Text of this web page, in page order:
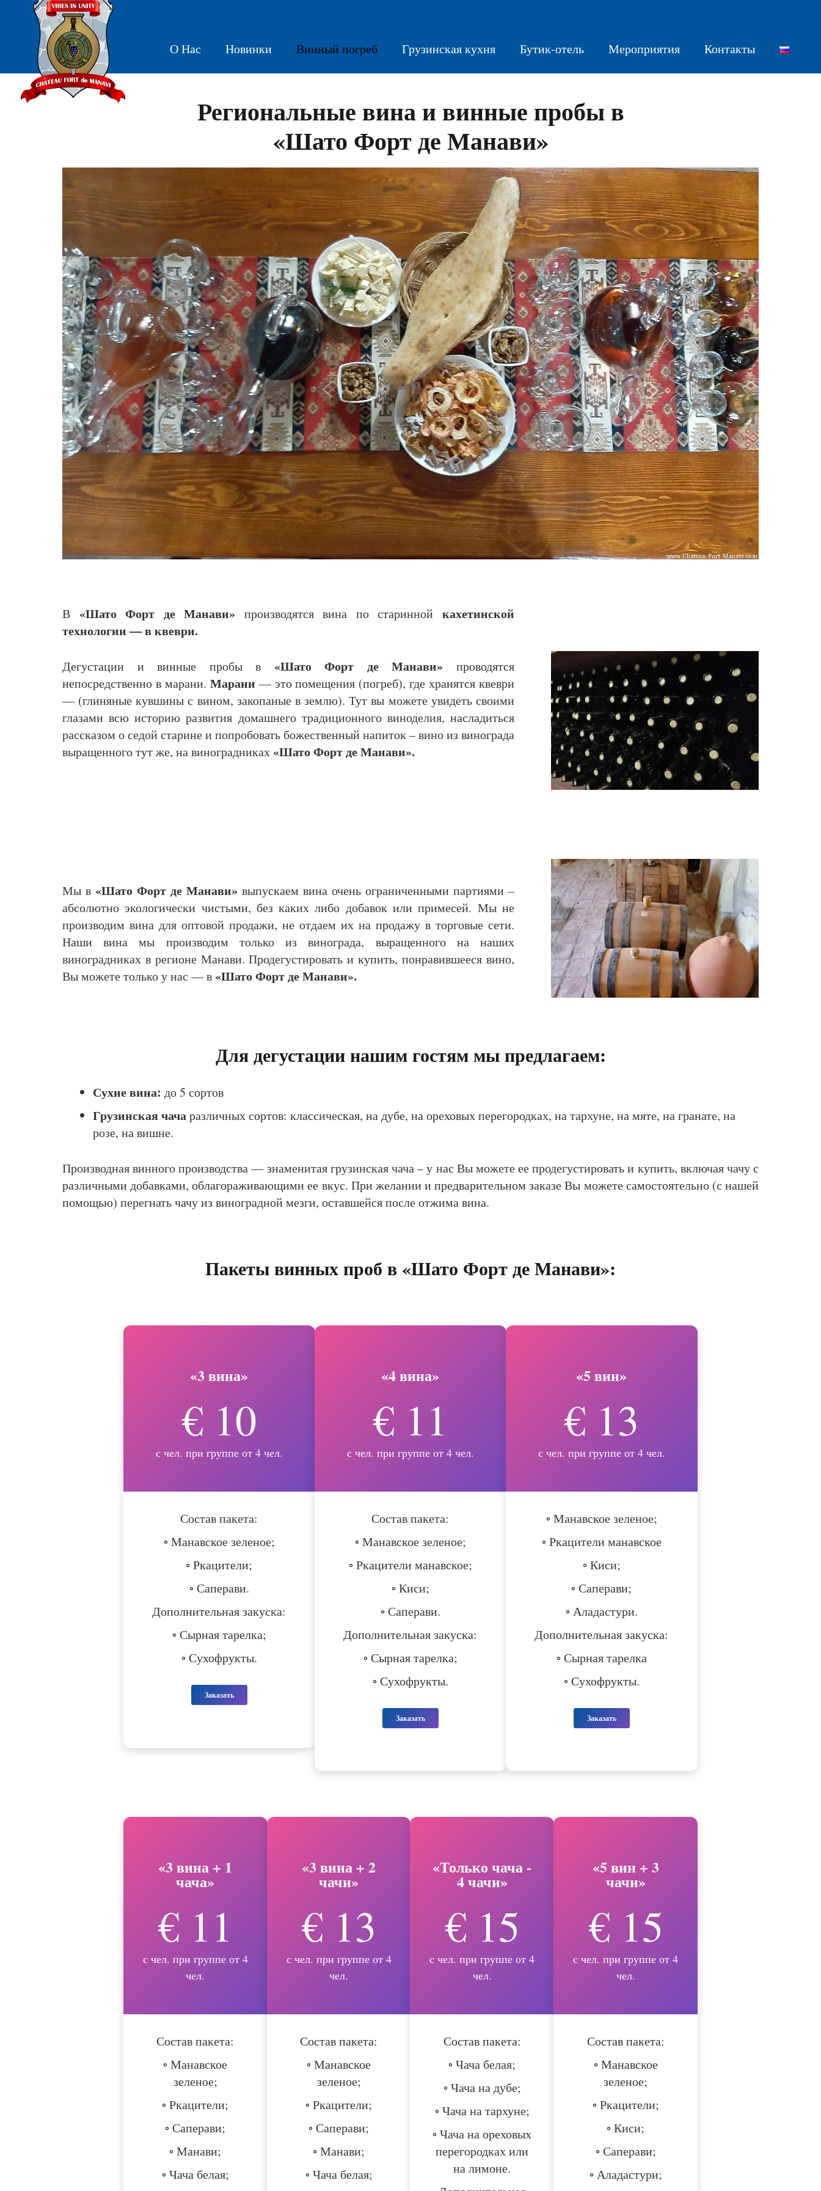
О Нас Новинки Винный погреб Грузинская кухня Бутик-отель Мероприятия Контакты
Региональные вина и винные пробы в
«Шато Форт де Манави»
В «Шато Форт де Манави» производятся вина по стариннойкахетинской
технологии — в квеври.
Дегустации и винные пробы в «Шато Форт де Манави» проводятся
непосредственно в марани. Марани — это помещения (погреб), где хранятся квеври
— (глиняные кувшины с вином, закопаные в землю). Тут вы можете увидеть своими
глазами всю историю развития домашнего традиционного виноделия, насладиться
рассказом о седой старине и попробовать божественный напиток – вино из винограда
выращенного тут же, на виноградниках«Шато Форт де Манави».
Мы в «Шато Форт де Манави» выпускаем вина очень ограниченными партиями –
абсолютно экологически чистыми, без каких либо добавок или примесей. Мы не
производим вина для оптовой продажи, не отдаем их на продажу в торговые сети.
Наши вина мы производим только из винограда, выращенного на наших
виноградниках в регионе Манави. Продегустировать и купить, понравившееся вино,
Вы можете только у нас — в«Шато Форт де Манави».
Для дегустации нашим гостям мы предлагаем:
Сухие вина: до 5 сортов
Грузинская чачаразличных сортов: классическая, на дубе, на ореховых перегородках, на тархуне, на мяте, на гранате, на
розе, на вишне.
Производная винного производства — знаменитая грузинская чача – у нас Вы можете ее продегустировать и купить, включая чачу с
различными добавками, облагораживающими ее вкус. При желании и предварительном заказе Вы можете самостоятельно (с нашей
помощью) перегнать чачу из виноградной мезги, оставшейся после отжима вина.
Пакеты винных проб в «Шато Форт де Манави»:
«3 вина»
€ 10
с чел. при группе от 4 чел.
Состав пакета:
◦ Манавское зеленое;
◦ Ркацители;
◦ Саперави.
Дополнительная закуска:
◦ Сырная тарелка;
◦ Сухофрукты.
Заказать
«4 вина»
€ 11
с чел. при группе от 4 чел.
Состав пакета:
◦ Манавское зеленое;
◦ Ркацители манавское;
◦ Киси;
◦ Саперави.
Дополнительная закуска:
◦ Сырная тарелка;
◦ Сухофрукты.
Заказать
«5 вин»
€ 13
с чел. при группе от 4 чел.
◦ Манавское зеленое;
◦ Ркацители манавское
◦ Киси;
◦ Саперави;
◦ Аладастури.
Дополнительная закуска:
◦ Сырная тарелка
◦ Сухофрукты.
Заказать
«3 вина + 1
чача»
€ 11
с чел. при группе от 4
чел.
Состав пакета:
◦ Манавское
зеленое;
◦ Ркацители;
◦ Саперави;
◦ Манави;
◦ Чача белая;
«3 вина + 2
чачи»
€ 13
с чел. при группе от 4
чел.
Состав пакета:
◦ Манавское
зеленое;
◦ Ркацители;
◦ Саперави;
◦ Манави;
◦ Чача белая;
«Только чача -
4 чачи»
€ 15
с чел. при группе от 4
чел.
Состав пакета:
◦ Чача белая;
◦ Чача на дубе;
◦ Чача на тархуне;
◦ Чача на ореховых
перегородках или
на лимоне.
«5 вин + 3
чачи»
€ 15
с чел. при группе от 4
чел.
Состав пакета:
◦ Манавское
зеленое;
◦ Ркацители;
◦ Киси;
◦ Саперави;
◦ Аладастури;